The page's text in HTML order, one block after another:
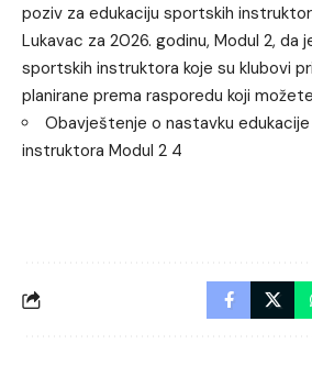
poziv za edukaciju sportskih
Lukavac za 2026. godinu, Modul 2, da
sportskih instruktora koje su klubovi
planirane prema rasporedu koji
Obavještenje o nastavku
instruktora Modul 2 4